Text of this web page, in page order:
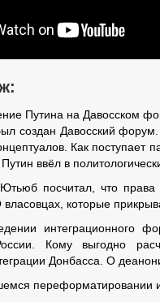
Путина на Давосском
создан Давосский
Как поступает
ввёл в
посчитал, что права
власовцах, которые
интеграционного
Кому выгодно
Донбасса. О
переформатировании